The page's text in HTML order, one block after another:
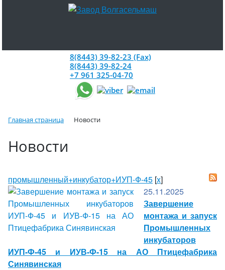
8(8443) 39-82-23 (Fax)
8(8443) 39-82-24
+7 961 325-04-70
Главная страница Новости
Новости
промышленный+инкубатор+ИУП-Ф-45 [x]
25.11.2025
Завершение
монтажа и запуск
Промышленных
инкубаторов
ИУП-Ф-45 и ИУВ-Ф-15 на АО Птицефабрика
Синявинская